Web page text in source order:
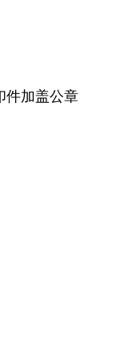
加盖公章